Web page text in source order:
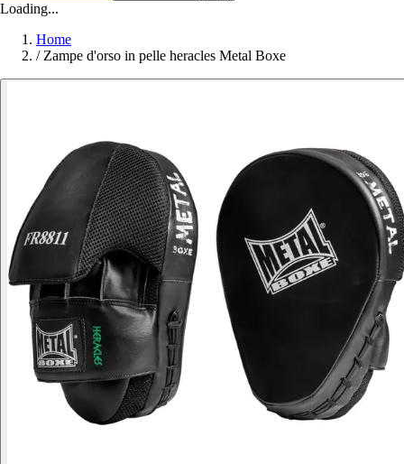
Loading...
Home
/ Zampe d'orso in pelle heracles Metal Boxe